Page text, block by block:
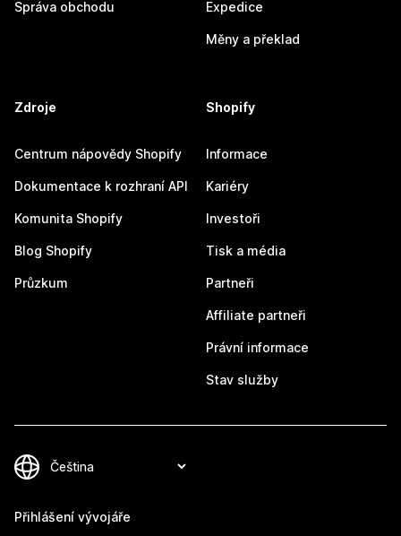
Správa obchodu Expedice
Měny a překlad
Zdroje
Centrum nápovědy Shopify
Dokumentace k rozhraní API
Komunita Shopify
Blog Shopify
Průzkum
Shopify
Informace
Kariéry
Investoři
Tisk a média
Partneři
Affiliate partneři
Právní informace
Stav služby
Přihlášení vývojáře